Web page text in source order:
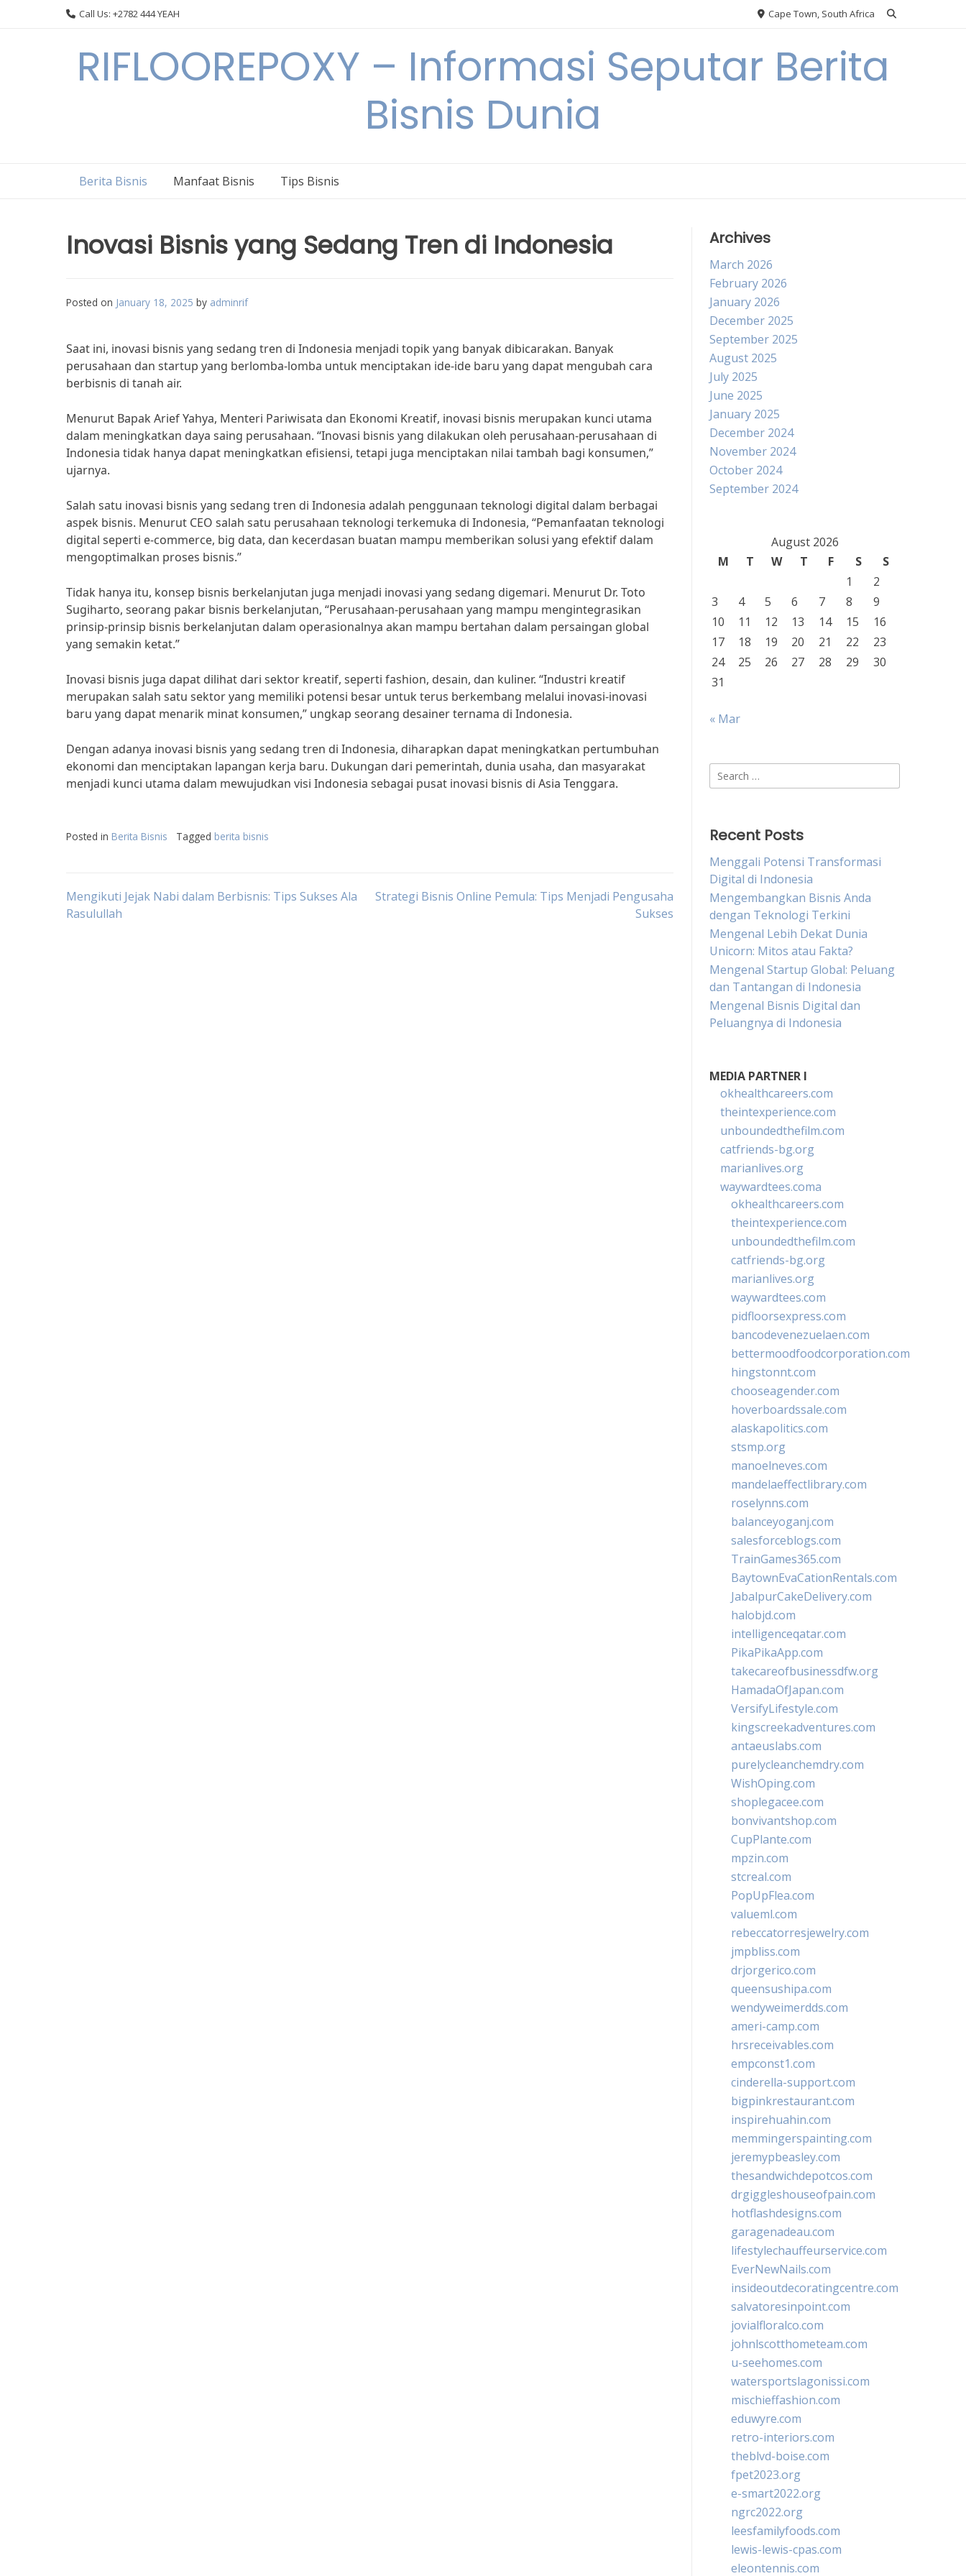
Call Us: +2782 444 YEAH Cape Town, South Africa
RIFLOOREPOXY – Informasi Seputar Berita
Bisnis Dunia
Berita Bisnis Manfaat Bisnis Tips Bisnis
Inovasi Bisnis yang Sedang Tren di Indonesia
Posted on January 18, 2025 by adminrif
Saat ini, inovasi bisnis yang sedang tren di Indonesia menjadi topik yang banyak dibicarakan. Banyak
perusahaan dan startup yang berlomba-lomba untuk menciptakan ide-ide baru yang dapat mengubah cara
berbisnis di tanah air.
Menurut Bapak Arief Yahya, Menteri Pariwisata dan Ekonomi Kreatif, inovasi bisnis merupakan kunci utama
dalam meningkatkan daya saing perusahaan. “Inovasi bisnis yang dilakukan oleh perusahaan-perusahaan di
Indonesia tidak hanya dapat meningkatkan efisiensi, tetapi juga menciptakan nilai tambah bagi konsumen,”
ujarnya.
Salah satu inovasi bisnis yang sedang tren di Indonesia adalah penggunaan teknologi digital dalam berbagai
aspek bisnis. Menurut CEO salah satu perusahaan teknologi terkemuka di Indonesia, “Pemanfaatan teknologi
digital seperti e-commerce, big data, dan kecerdasan buatan mampu memberikan solusi yang efektif dalam
mengoptimalkan proses bisnis.”
Tidak hanya itu, konsep bisnis berkelanjutan juga menjadi inovasi yang sedang digemari. Menurut Dr. Toto
Sugiharto, seorang pakar bisnis berkelanjutan, “Perusahaan-perusahaan yang mampu mengintegrasikan
prinsip-prinsip bisnis berkelanjutan dalam operasionalnya akan mampu bertahan dalam persaingan global
yang semakin ketat.”
Inovasi bisnis juga dapat dilihat dari sektor kreatif, seperti fashion, desain, dan kuliner. “Industri kreatif
merupakan salah satu sektor yang memiliki potensi besar untuk terus berkembang melalui inovasi-inovasi
baru yang dapat menarik minat konsumen,” ungkap seorang desainer ternama di Indonesia.
Dengan adanya inovasi bisnis yang sedang tren di Indonesia, diharapkan dapat meningkatkan pertumbuhan
ekonomi dan menciptakan lapangan kerja baru. Dukungan dari pemerintah, dunia usaha, dan masyarakat
menjadi kunci utama dalam mewujudkan visi Indonesia sebagai pusat inovasi bisnis di Asia Tenggara.
Posted in Berita Bisnis Tagged berita bisnis
Post
Mengikuti Jejak Nabi dalam Berbisnis: Tips Sukses Ala
Rasulullah
Strategi Bisnis Online Pemula: Tips Menjadi Pengusaha
Sukses
Archives
March 2026
February 2026
January 2026
December 2025
September 2025
August 2025
July 2025
June 2025
January 2025
December 2024
November 2024
October 2024
September 2024
August 2026
M
T W T F S
S
1
2
3
4 5 6 7 8
9
10
11 12 13 14 15
16
17
18 19 20 21 22
23
24
25 26 27 28 29
30
31
« Mar
Search
for:
Recent Posts
Menggali Potensi Transformasi
Digital di Indonesia
Mengembangkan Bisnis Anda
dengan Teknologi Terkini
Mengenal Lebih Dekat Dunia
Unicorn: Mitos atau Fakta?
Mengenal Startup Global: Peluang
dan Tantangan di Indonesia
Mengenal Bisnis Digital dan
Peluangnya di Indonesia
MEDIA PARTNER I
okhealthcareers.com
theintexperience.com
unboundedthefilm.com
catfriends-bg.org
marianlives.org
waywardtees.coma
okhealthcareers.com
theintexperience.com
unboundedthefilm.com
catfriends-bg.org
marianlives.org
waywardtees.com
pidfloorsexpress.com
bancodevenezuelaen.com
bettermoodfoodcorporation.com
hingstonnt.com
chooseagender.com
hoverboardssale.com
alaskapolitics.com
stsmp.org
manoelneves.com
mandelaeffectlibrary.com
roselynns.com
balanceyoganj.com
salesforceblogs.com
TrainGames365.com
BaytownEvaCationRentals.com
JabalpurCakeDelivery.com
halobjd.com
intelligenceqatar.com
PikaPikaApp.com
takecareofbusinessdfw.org
HamadaOfJapan.com
VersifyLifestyle.com
kingscreekadventures.com
antaeuslabs.com
purelycleanchemdry.com
WishOping.com
shoplegacee.com
bonvivantshop.com
CupPlante.com
mpzin.com
stcreal.com
PopUpFlea.com
valueml.com
rebeccatorresjewelry.com
jmpbliss.com
drjorgerico.com
queensushipa.com
wendyweimerdds.com
ameri-camp.com
hrsreceivables.com
empconst1.com
cinderella-support.com
bigpinkrestaurant.com
inspirehuahin.com
memmingerspainting.com
jeremypbeasley.com
thesandwichdepotcos.com
drgiggleshouseofpain.com
hotflashdesigns.com
garagenadeau.com
lifestylechauffeurservice.com
EverNewNails.com
insideoutdecoratingcentre.com
salvatoresinpoint.com
jovialfloralco.com
johnlscotthometeam.com
u-seehomes.com
watersportslagonissi.com
mischieffashion.com
eduwyre.com
retro-interiors.com
theblvd-boise.com
fpet2023.org
e-smart2022.org
ngrc2022.org
leesfamilyfoods.com
lewis-lewis-cpas.com
eleontennis.com